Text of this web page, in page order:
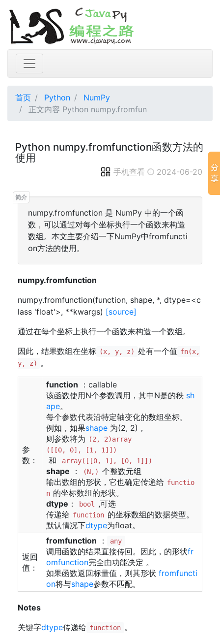
首页 Python
NumPy
正文内容 Python numpy.fromfun
Python numpy.fromfunction函数方法的
使用
手机查看 2024-06-20
numpy.fromfunction 是 NumPy 中的一个函
数，可以通过对每个坐标执行一个函数来构造
数组。本文主要介绍一下NumPy中fromfuncti
on方法的使用。
numpy.fromfunction
numpy.fromfunction(function, shape, *, dtype=<c
lass 'float'>, **kwargs) [source]
通过在每个坐标上执行一个函数来构造一个数组。
因此，结果数组在坐标 (x, y, z) 处有一个值 fn(x,
y, z) 。
参
数：
function ：callable
该函数使用N个参数调用，其中N是的秩 sh
ape。
每个参数代表沿特定轴变化的数组坐标。
例如，如果shape 为(2, 2)，
则参数将为
(2, 2)array
([[0, 0], [1, 1]])
和 array([[0, 1], [0, 1]])
shape ： (N,) 个整数元组
输出数组的形状，它也确定传递给 functio
n 的坐标数组的形状。
dtype ： bool
,可选
传递给 function 的坐标数组的数据类型。
默认情况下dtype为float。
返回
值：
fromfunction ： any
调用函数的结果直接传回。因此，的形状fr
omfunction完全由功能决定 。
如果函数返回标量值，则其形状 fromfuncti
on将与shape参数不匹配。
Notes
关键字dtype传递给 function 。